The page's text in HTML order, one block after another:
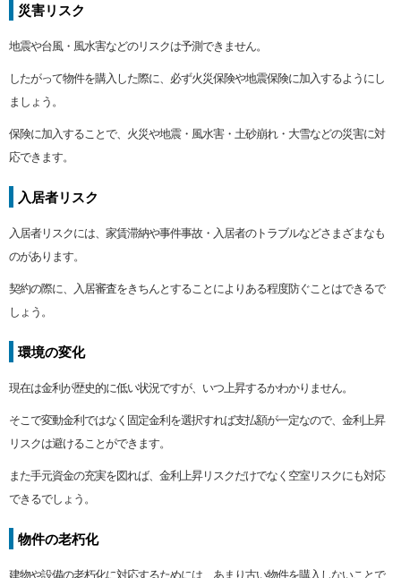
災害リスク
地震や台風・風水害などのリスクは予測できません。
したがって物件を購入した際に、必ず火災保険や地震保険に加入するようにし
ましょう。
保険に加入することで、火災や地震・風水害・土砂崩れ・大雪などの災害に対
応できます。
入居者リスク
入居者リスクには、家賃滞納や事件事故・入居者のトラブルなどさまざまなも
のがあります。
契約の際に、入居審査をきちんとすることによりある程度防ぐことはできるで
しょう。
環境の変化
現在は金利が歴史的に低い状況ですが、いつ上昇するかわかりません。
そこで変動金利ではなく固定金利を選択すれば支払額が一定なので、金利上昇
リスクは避けることができます。
また手元資金の充実を図れば、金利上昇リスクだけでなく空室リスクにも対応
できるでしょう。
物件の老朽化
建物や設備の老朽化に対応するためには、あまり古い物件を購入しないことで